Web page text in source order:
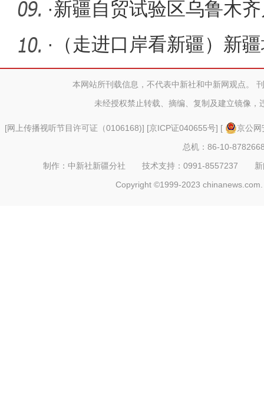
企业
·新疆自贸试验区乌鲁木
局、澳交所
·
（走进口岸看新疆）新
口岸嬗变
本网站所刊载信息，不代表中新社和中新网观点。
未经授权禁止转载、摘编、复制及建立镜像，
[网上传播视听节目许可证（0106168)] [京ICP证040655号] [
京公
总机：86-10-
制作：中新社新疆分社 技术支持：0991-8557237
Copyright ©1999-2023